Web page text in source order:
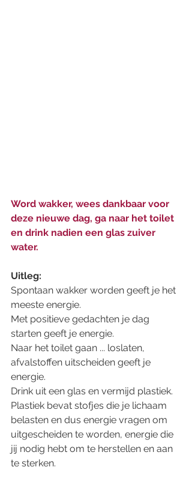
Word wakker, wees dankbaar voor
deze nieuwe dag, ga naar het toilet
en drink nadien een glas zuiver
water.
Uitleg:
Spontaan wakker worden geeft je het
meeste energie.
Met positieve gedachten je dag
starten geeft je energie.
Naar het toilet gaan ... loslaten,
afvalstoffen uitscheiden geeft je
energie.
Drink uit een glas en vermijd plastiek.
Plastiek bevat stofjes die je lichaam
belasten en dus energie vragen om
uitgescheiden te worden, energie die
jij nodig hebt om te herstellen en aan
te sterken.